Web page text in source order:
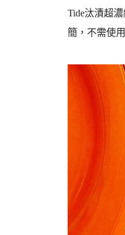
Tide汰漬超
簡，不需使